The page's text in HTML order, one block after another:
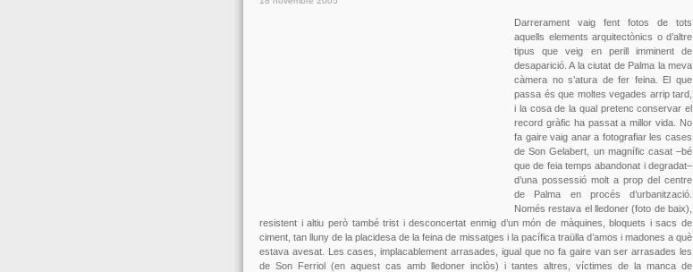
Darrerament vaig fent fotos de tots
aquells elements arquitectònics o d’altre
tipus que veig en perill imminent de
desaparició. A la ciutat de Palma la meva
càmera no s’atura de fer feina. El que
passa és que moltes vegades arrip tard,
i la cosa de la qual pretenc conservar el
record gràfic ha passat a millor vida. No
fa gaire vaig anar a fotografiar les cases
de Son Gelabert, un magnífic casat –bé
que de feia temps abandonat i degradat–
d’una possessió molt a prop del centre
de Palma en procés d’urbanització.
Només restava el lledoner (foto de baix),
resistent i altiu però també trist i desconcertat enmig d’un món de màquines, bloquets i sacs de
ciment, tan lluny de la placidesa de la feina de missatges i la pacífica traülla d’amos i madones a què
estava avesat. Les cases, implacablement arrasades, igual que no fa gaire van ser arrasades les
de Son Ferriol (en aquest cas amb lledoner inclòs) i tantes altres, víctimes de la manca de